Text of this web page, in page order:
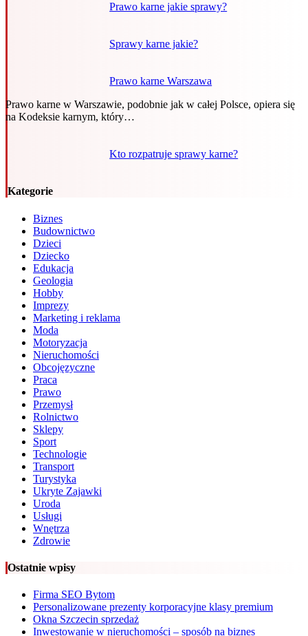
Prawo karne jakie sprawy?
Sprawy karne jakie?
Prawo karne Warszawa
Prawo karne w Warszawie, podobnie jak w całej Polsce, opiera się
na Kodeksie karnym, który…
Kto rozpatruje sprawy karne?
Kategorie
Biznes
Budownictwo
Dzieci
Dziecko
Edukacja
Geologia
Hobby
Imprezy
Marketing i reklama
Moda
Motoryzacja
Nieruchomości
Obcojęzyczne
Praca
Prawo
Przemysł
Rolnictwo
Sklepy
Sport
Technologie
Transport
Turystyka
Ukryte Zajawki
Uroda
Usługi
Wnętrza
Zdrowie
Ostatnie wpisy
Firma SEO Bytom
Personalizowane prezenty korporacyjne klasy premium
Okna Szczecin sprzedaż
Inwestowanie w nieruchomości – sposób na biznes